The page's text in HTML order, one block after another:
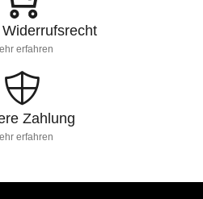
Widerrufsrecht
erfahren
Zahlung
erfahren